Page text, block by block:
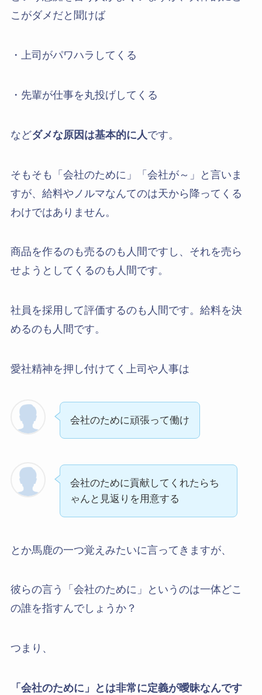
こがダメだと聞けば
・上司がパワハラしてくる
・先輩が仕事を丸投げしてくる
などダメな原因は基本的に人 です。
そもそも「会社のために」「会社が～」と言いま
すが、給料やノルマなんてのは天から降ってくる
わけではありません。
商品を作るのも売るのも人間ですし、それを売ら
せようとしてくるのも人間です。
社員を採用して評価するのも人間です。給料を決
めるのも人間です。
愛社精神を押し付けてく上司や人事は
会社のために頑張って働け
会社のために貢献してくれたらち
ゃんと見返りを用意する
とか馬鹿の一つ覚えみたいに言ってきますが、
彼らの言う「会社のために」というのは一体どこ
の誰を指すんでしょうか？
つまり、
「会社のために」とは非常に定義が曖昧なんです